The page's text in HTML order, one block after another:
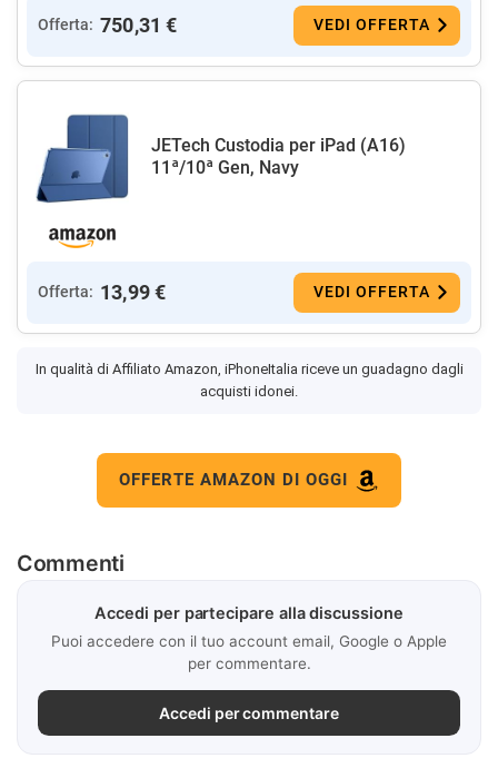
Offerta: 750,31 € VEDI OFFERTA
JETech Custodia per iPad (A16)
11ª/10ª Gen, Navy
Offerta: 13,99 € VEDI OFFERTA
In qualità di Affiliato Amazon, iPhoneItalia riceve un guadagno dagli
acquisti idonei.
OFFERTE AMAZON DI OGGI
Commenti
Accedi per partecipare alla discussione
Puoi accedere con il tuo account email, Google o Apple
per commentare.
Accedi per commentare